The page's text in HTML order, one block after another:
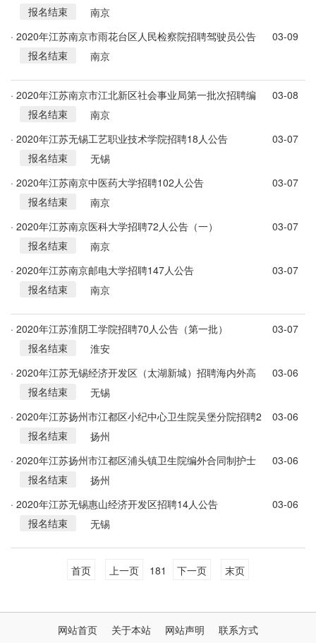
高层次人才公告
报名结束
南京
· 2020年江苏南京市雨花台区人民检察院招聘驾驶员公告
03-09
报名结束
南京
· 2020年江苏南京市江北新区社会事业局第一批次招聘编
外22人公告
03-08
报名结束
南京
· 2020年江苏无锡工艺职业技术学院招聘18人公告
03-07
报名结束
无锡
· 2020年江苏南京中医药大学招聘102人公告
03-07
报名结束
南京
· 2020年江苏南京医科大学招聘72人公告（一）
03-07
报名结束
南京
· 2020年江苏南京邮电大学招聘147人公告
03-07
报名结束
南京
· 2020年江苏淮阴工学院招聘70人公告（第一批）
03-07
报名结束
淮安
· 2020年江苏无锡经济开发区（太湖新城）招聘海内外高
层次人才15人公告
03-06
报名结束
无锡
· 2020年江苏扬州市江都区小纪中心卫生院吴堡分院招聘2
人简章
03-06
报名结束
扬州
· 2020年江苏扬州市江都区浦头镇卫生院编外合同制护士
招聘2人简章
03-06
报名结束
扬州
· 2020年江苏无锡惠山经济开发区招聘14人公告
03-06
报名结束
无锡
首页 上一页 181 下一页 末页
网站首页 关于本站 网站声明
联系方式